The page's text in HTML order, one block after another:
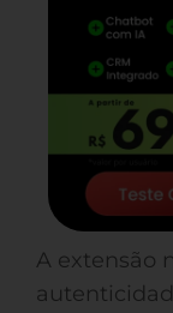
A extensão